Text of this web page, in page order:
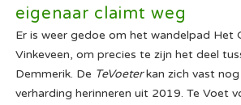
eigenaar claimt weg
Er is weer gedoe om het wandelpad Het
Vinkeveen, om precies te zijn het deel
Demmerik. De TeVoeterkan zich vast
verharding herinneren uit 2019. Te Voet